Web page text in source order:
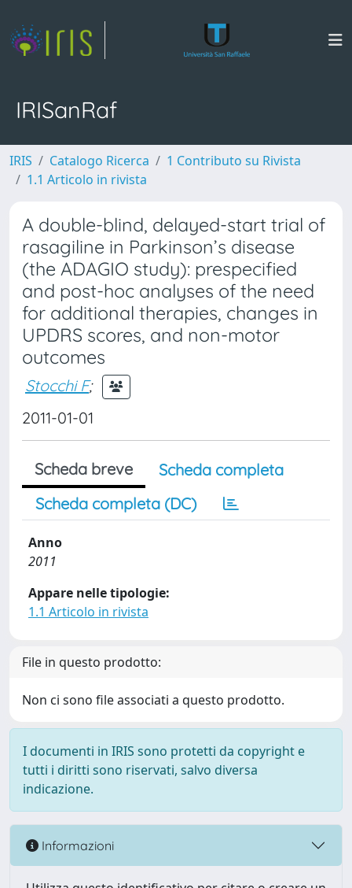
IRISanRaf
IRIS Catalogo Ricerca
1 Contributo su Rivista
1.1 Articolo in rivista
A double-blind, delayed-start trial of
rasagiline in Parkinson’s disease
(the ADAGIO study): prespecified
and post-hoc analyses of the need
for additional therapies, changes in
UPDRS scores, and non-motor
outcomes
Stocchi F;
2011-01-01
Scheda breve
Scheda completa
Scheda completa (DC)
Anno
2011
Appare nelle tipologie:
1.1 Articolo in rivista
File in questo prodotto:
Non ci sono file associati a questo prodotto.
I documenti in IRIS sono protetti da copyright e
tutti i diritti sono riservati, salvo diversa
indicazione.
Informazioni